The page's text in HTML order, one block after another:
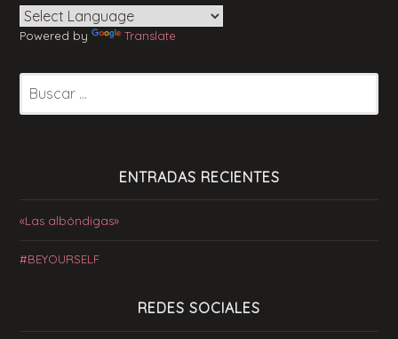
Powered by Translate
ENTRADAS RECIENTES
«Las albóndigas»
#BEYOURSELF
REDES SOCIALES